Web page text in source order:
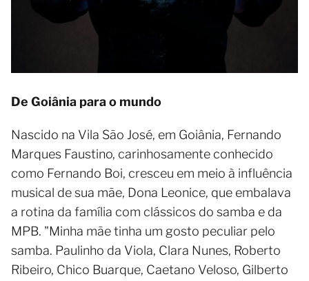
De Goiânia para o mundo
Nascido na Vila São José, em Goiânia, Fernando
Marques Faustino, carinhosamente conhecido
como Fernando Boi, cresceu em meio à influência
musical de sua mãe, Dona Leonice, que embalava
a rotina da família com clássicos do samba e da
MPB. "Minha mãe tinha um gosto peculiar pelo
samba. Paulinho da Viola, Clara Nunes, Roberto
Ribeiro, Chico Buarque, Caetano Veloso, Gilberto